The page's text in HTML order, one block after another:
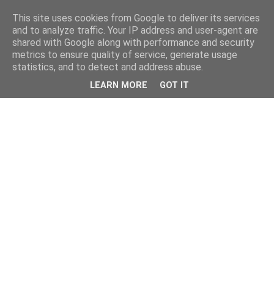
This site uses cookies from Google to deliver its services
and to analyze traffic. Your IP address and user-agent are
shared with Google along with performance and security
metrics to ensure quality of service, generate usage
statistics, and to detect and address abuse.
LEARN MORE GOT IT